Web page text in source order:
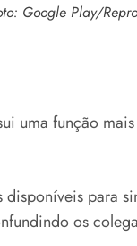
Google Play/
uma função
para
os